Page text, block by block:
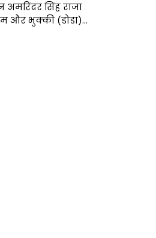
अमरिंदर सिंह राजा
और भुक्की (डोडा)…